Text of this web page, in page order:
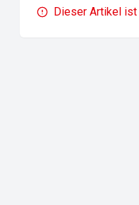
Dieser Artikel